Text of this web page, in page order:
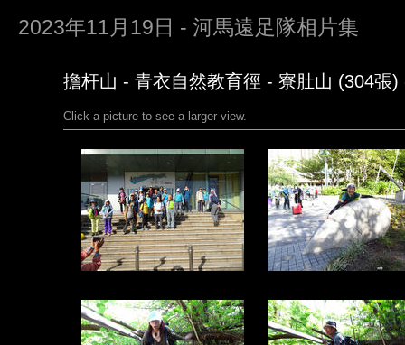
2023年11月19日 - 河馬遠足隊相片集
擔杆山 - 青衣自然教育徑 - 寮肚山 (304張
Click a picture to see a larger view.